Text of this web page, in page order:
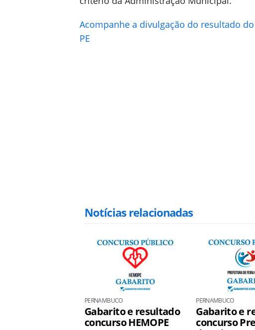
Acompanhe a divulgação do resultado
PE
Notícias relacionadas
PERNAMBUCO
Gabarito e resultado
concurso HEMOPE
PERNAMBUCO
Gabarito e
concurso